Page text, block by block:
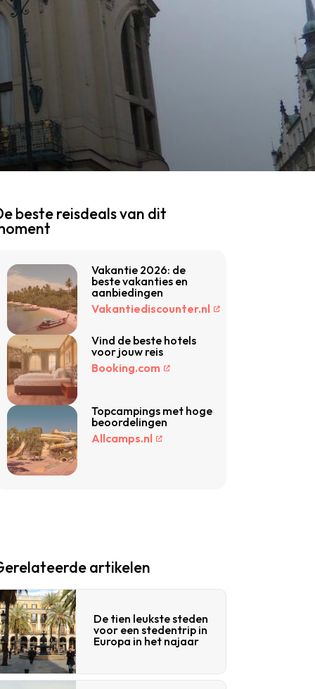
beste reisdeals van dit
Vakantie 2026: de
beste vakanties en
aanbiedingen
Vakantiediscounter.nl
Vind de beste hotels
voor jouw reis
Booking.com
Topcampings met hoge
beoordelingen
Allcamps.nl
artikelen
De tien leukste steden
voor een stedentrip in
Europa in het najaar